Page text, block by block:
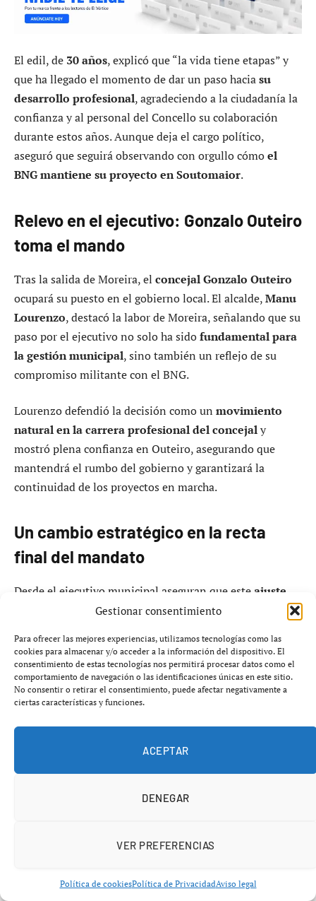
Gestionar consentimiento
Para ofrecer las mejores experiencias, utilizamos tecnologías como las
cookies para almacenar y/o acceder a la información del dispositivo. El
consentimiento de estas tecnologías nos permitirá procesar datos como el
comportamiento de navegación o las identificaciones únicas en este sitio.
No consentir o retirar el consentimiento, puede afectar negativamente a
ciertas características y funciones.
ACEPTAR
DENEGAR
VER PREFERENCIAS
Política de cookiesPolítica de PrivacidadAviso legal
El edil, de 30 años, explicó que “la vida tiene etapas” y
que ha llegado el momento de dar un paso haciasu
desarrollo profesional, agradeciendo a la ciudadanía la
confianza y al personal del Concello su colaboración
durante estos años. Aunque deja el cargo político,
aseguró que seguirá observando con orgullo cómoel
BNG mantiene su proyecto en Soutomaior.
Relevo en el ejecutivo: Gonzalo Outeiro
toma el mando
Tras la salida de Moreira, el concejal Gonzalo Outeiro
ocupará su puesto en el gobierno local. El alcalde,Manu
Lourenzo, destacó la labor de Moreira, señalando que su
paso por el ejecutivo no solo ha sidofundamental para
la gestión municipal, sino también un reflejo de su
compromiso militante con el BNG.
Lourenzo defendió la decisión como un movimiento
natural en la carrera profesional del concejaly
mostró plena confianza en Outeiro, asegurando que
mantendrá el rumbo del gobierno y garantizará la
continuidad de los proyectos en marcha.
Un cambio estratégico en la recta
final del mandato
Desde el ejecutivo municipal aseguran que este ajuste
en el equipo de gobiernollega en un momento clave,
mandato . Según Lourenzo, el municipio se encuentra
“en la mejor situación de las últimas décadas” en
términoseconómicos, de obras y de actividad, por lo
que la reorganización busca
beneficios para la vecindad.
frente a la continuidad política, un